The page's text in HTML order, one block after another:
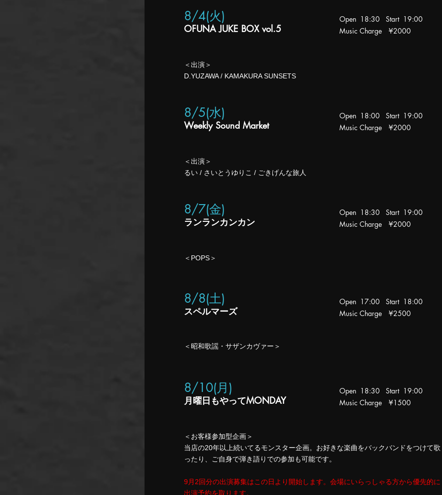
8/4(火)
OFUNA JUKE BOX vol.5
Open 18:30 Start 19:00
Music Charge ¥2000
＜出演＞
D.YUZAWA / KAMAKURA SUNSETS
8/5(水)
Weekly Sound Market
Open 18:00 Start 19:00
Music Charge ¥2000
＜出演＞
るい / さいとうゆりこ / ごきげんな旅人
8/7(金)
ランランカンカン
Open 18:30 Start 19:00
Music Charge ¥2000
​＜POPS＞
8/8(土)
スペルマーズ
Open 17:00 Start 18:00
Music Charge ¥2500
＜昭和歌謡・サザンカヴァー＞
8/10(月)
​月曜日もやってMONDAY
Open 18:30 Start 19:00
Music Charge ¥1500
＜お客様参加型企画＞
​当店の20年以上続いてるモンスター企画。お好きな楽曲をバックバンドをつけて歌
ったり、ご自身で弾き語りでの参加も可能です。
9月2回分の出演募集はこの日より開始します。 会場にいらっしゃる方から優先的に
出演予約を取ります。